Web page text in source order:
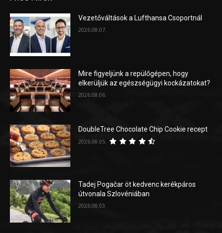
Vezetőváltások a Lufthansa Csoportnál
2026.08.07.
Mire figyeljünk a repülőgépen, hogy
elkerüljük az egészségügyi kockázatokat?
2026.08.06.
DoubleTree Chocolate Chip Cookie recept
2026.08.05.
Tadej Pogačar öt kedvenc kerékpáros
útvonala Szlovéniában
2026.08.03.